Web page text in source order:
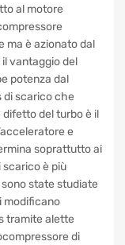
i
del
della coppia
di pari
che ha
attraverso
rendimento,
e, anzi,
andrebbe
che si
l’aumento di
ai regimi più
debole. Per
delle